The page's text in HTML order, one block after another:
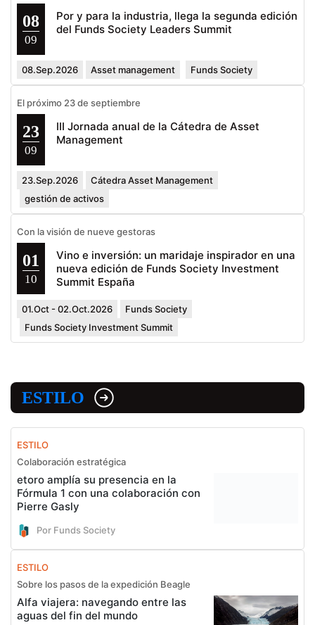
08
09
Por y para la industria, llega la segunda edición
del Funds Society Leaders Summit
08.Sep.2026 Asset management Funds Society
El próximo 23 de septiembre
23
09
III Jornada anual de la Cátedra de Asset
Management
23.Sep.2026
Cátedra Asset Management
gestión de activos
Con la visión de nueve gestoras
01
10
Vino e inversión: un maridaje inspirador en una
nueva edición de Funds Society Investment
Summit España
01.Oct - 02.Oct.2026
Funds Society
Funds Society Investment Summit
ESTILO
ESTILO
Colaboración estratégica
etoro amplía su presencia en la
Fórmula 1 con una colaboración con
Pierre Gasly
Por Funds Society
ESTILO
Sobre los pasos de la expedición Beagle
Alfa viajera: navegando entre las
aguas del fin del mundo